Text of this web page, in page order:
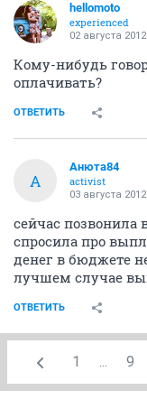
hellomoto
experienced
02 августа 2012
Кому-нибудь
оплачивать?
ОТВЕТИТЬ
А
Анюта84
activist
03 августа 2012
сейчас позвонила
спросила про
денег в бюджете
лучшем случае
ОТВЕТИТЬ
1 ... 9